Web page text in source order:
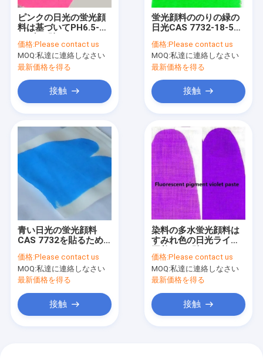
ピンクの日光の蛍光顔
料は基づいてPH6.5-
価格:Please contact us
MOQ:私達に連絡しなさい
最新価格を得る
接触
蛍光顔料ののりの緑の
日光CAS 7732-18-5
価格:Please contact us
MOQ:私達に連絡しなさい
最新価格を得る
接触
青い日光の蛍光顔料
CAS 7732を貼るため
価格:Please contact us
MOQ:私達に連絡しなさい
最新価格を得る
接触
染料の多水蛍光顔料は
すみれ色の日光ライト
価格:Please contact us
MOQ:私達に連絡しなさい
最新価格を得る
接触